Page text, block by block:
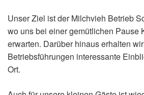
Unser Ziel ist der Milchvieh Betrieb
wo uns bei einer gemütlichen Pause
erwarten. Darüber hinaus erhalten
Betriebsführungen interessante
Ort.